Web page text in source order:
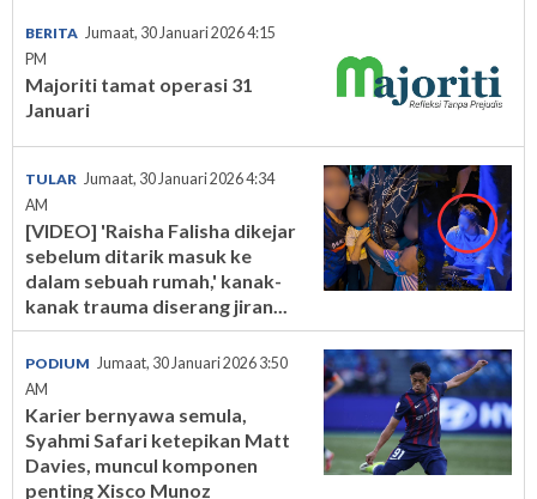
BERITA Jumaat, 30 Januari 2026 4:15
PM
Majoriti tamat operasi 31
Januari
TULAR Jumaat, 30 Januari 2026 4:34
AM
[VIDEO] 'Raisha Falisha dikejar
sebelum ditarik masuk ke
dalam sebuah rumah,' kanak-
kanak trauma diserang jiran...
PODIUM Jumaat, 30 Januari 2026 3:50
AM
Karier bernyawa semula,
Syahmi Safari ketepikan Matt
Davies, muncul komponen
penting Xisco Munoz